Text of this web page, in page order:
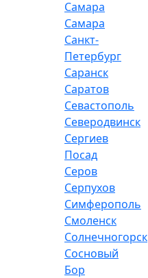
Самара
Самара
Санкт-
Петербург
Саранск
Саратов
Севастополь
Северодвинск
Сергиев
Посад
Серов
Серпухов
Симферополь
Смоленск
Солнечногорск
Сосновый
Бор